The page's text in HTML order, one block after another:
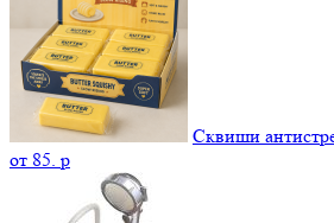
Сквиши
от 85. p